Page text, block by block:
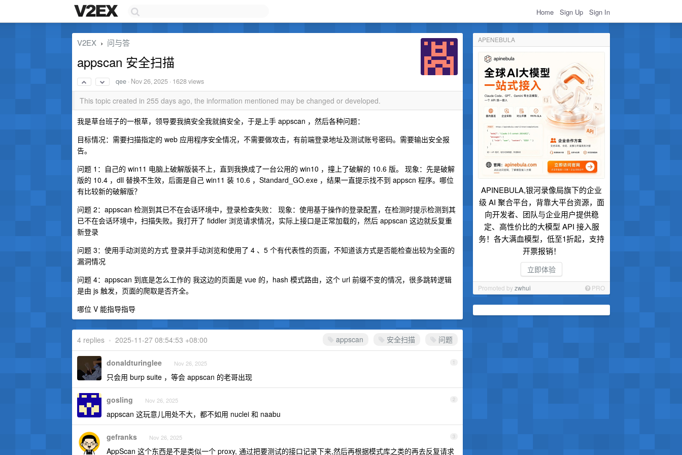
Home Sign Up Sign In
APENEBULA
APINEBULA,银河录像局旗下的企业
级 AI 聚合平台，背靠大平台资源，面
向开发者、团队与企业用户提供稳
定、高性价比的大模型 API 接入服
务！各大满血模型，低至1折起，支持
开票报销！
立即体验
Promoted byzwhui PRO
V2EX › 问与答
appscan 安全扫描
qee · Nov 26, 2025 · 1628 views
This topic created in 255 days ago, the information mentioned may be changed or developed.
我是草台班子的一根草，领导要我搞安全我就搞安全，于是上手 appscan ，然后各种问题：
目标情况：需要扫描指定的 web 应用程序安全情况，不需要做攻击，有前端登录地址及测试账号密码。需要输出安全报
告。
问题 1：自己的 win11 电脑上破解版装不上，直到我换成了一台公用的 win10 ，撞上了破解的 10.6 版。 现象：先是破解
版的 10.4 ，dll 替换不生效，后面是自己 win11 装 10.6 ，Standard_GO.exe ，结果一直提示找不到 appscn 程序。哪位
有比较新的破解版？
问题 2：appscan 检测到其已不在会话环境中，登录检查失败： 现象：使用基于操作的登录配置，在检测时提示检测到其
已不在会话环境中，扫描失败。我打开了 fiddler 浏览请求情况，实际上接口是正常加载的，然后 appscan 这边就反复重
新登录
问题 3：使用手动浏览的方式 登录并手动浏览和使用了 4 、5 个有代表性的页面，不知道该方式是否能检查出较为全面的
漏洞情况
问题 4：appscan 到底是怎么工作的 我这边的页面是 vue 的，hash 模式路由，这个 url 前缀不变的情况，很多跳转逻辑
是由 js 触发，页面的爬取是否齐全。
哪位 V 能指导指导
appscan 安全扫描 问题
4 replies • 2025-11-27 08:54:53 +08:00
1
donaldturinglee Nov 26, 2025
只会用 burp suite ，等会 appscan 的老哥出现
2
gosling Nov 26, 2025
appscan 这玩意儿用处不大，都不如用 nuclei 和 naabu
3
gefranks Nov 26, 2025
AppScan 这个东西是不是类似一个 proxy, 通过把要测试的接口记录下来,然后再根据模式库之类的再去反复请求